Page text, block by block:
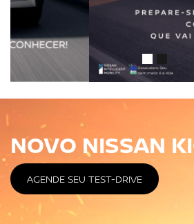
NOVO NISSAN
AGENDE SEU TEST-DRIVE